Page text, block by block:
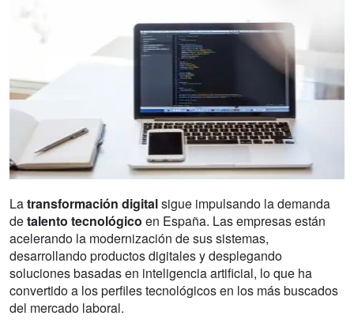
Latransformación digitalsigue impulsando la demanda
detalento tecnológico en España. Las empresas están
acelerando la modernización de sus sistemas,
desarrollando productos digitales y desplegando
soluciones basadas en inteligencia artificial, lo que ha
convertido a los perfiles tecnológicos en los más buscados
del mercado laboral.